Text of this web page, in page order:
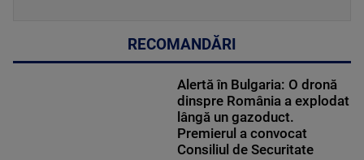
RECOMANDĂRI
Alertă în Bulgaria: O dronă
dinspre România a explodat
lângă un gazoduct.
Premierul a convocat
Consiliul de Securitate